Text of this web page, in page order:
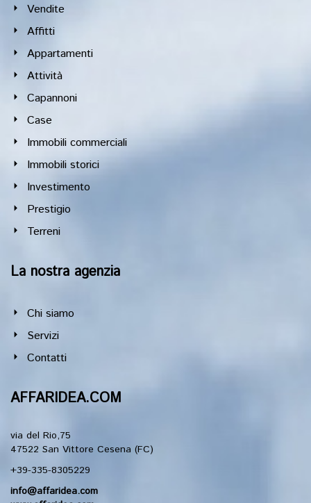
Vendite
Affitti
Appartamenti
Attività
Capannoni
Case
Immobili commerciali
Immobili storici
Investimento
Prestigio
Terreni
La nostra agenzia
Chi siamo
Servizi
Contatti
AFFARIDEA.COM
via del Rio,75
47522 San Vittore Cesena (FC)
+39-335-8305229
info@affaridea.com